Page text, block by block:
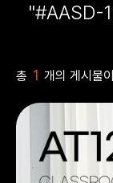
"#AASD-
총 1 개의 게시물